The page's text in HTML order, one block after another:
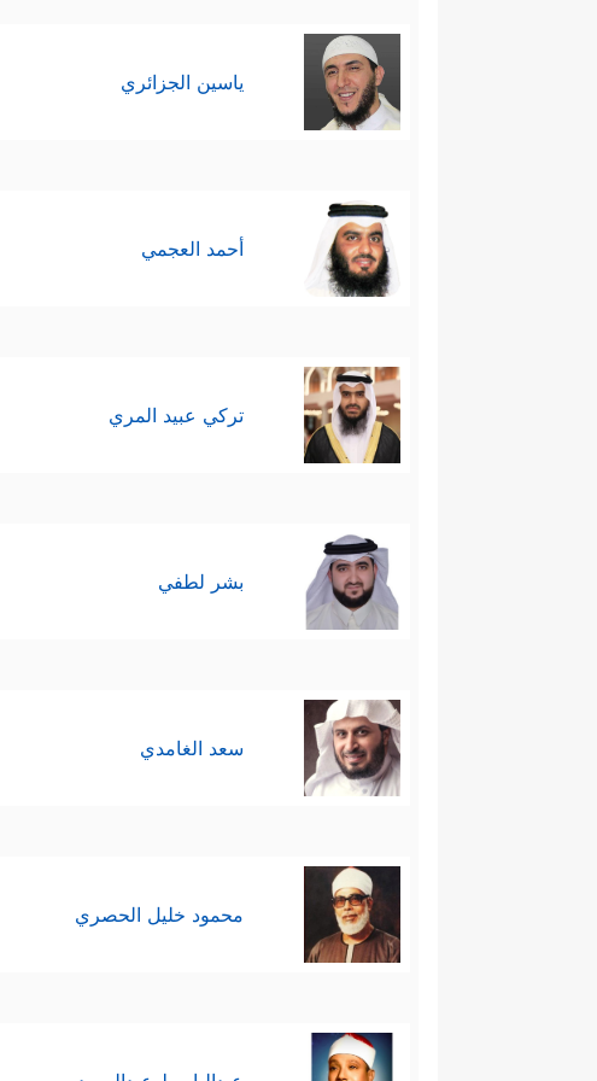
ياسين الجزائري
أحمد العجمي
تركي عبيد المري
بشر لطفي
سعد الغامدي
محمود خليل الحصري